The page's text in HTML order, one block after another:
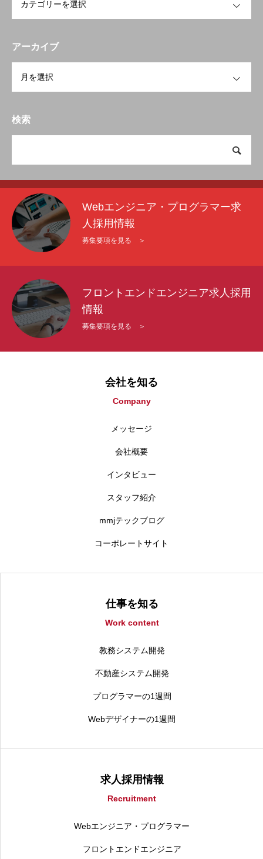
アーカイブ
検索
Webエンジニア・プログラマー求
人採用情報
募集要項を見る ＞
フロントエンドエンジニア求人採用
情報
募集要項を見る ＞
会社を知る
Company
メッセージ
会社概要
インタビュー
スタッフ紹介
mmjテックブログ
コーポレートサイト
仕事を知る
Work content
教務システム開発
不動産システム開発
プログラマーの1週間
Webデザイナーの1週間
求人採用情報
Recruitment
Webエンジニア・プログラマー
フロントエンドエンジニア